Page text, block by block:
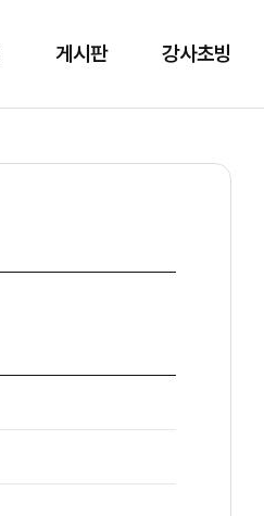
게시판 강사초빙